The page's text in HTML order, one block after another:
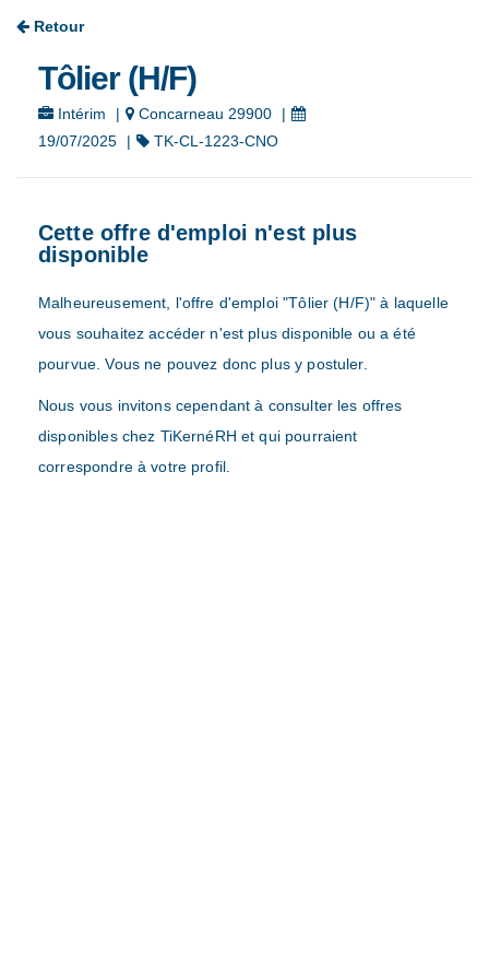
Retour
Tôlier (H/F)
Intérim | Concarneau 29900
|
19/07/2025
| TK-CL-1223-CNO
Cette offre d'emploi n'est plus
disponible
Malheureusement, l'offre d'emploi "Tôlier (H/F)" à laquelle
vous souhaitez accéder n'est plus disponible ou a été
pourvue. Vous ne pouvez donc plus y postuler.
Nous vous invitons cependant à consulter les offres
disponibles chez TiKernéRH et qui pourraient
correspondre à votre profil.